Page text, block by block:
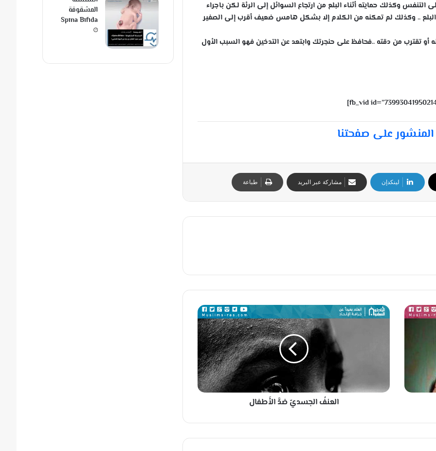
التنفس وكذلك حمايته أثناء البلع من ارتجاع السوائل إلى الرئة لكن باجراء
أو تقترب من دقته ..فحافظ على حنجرتك وابتعد عن التدخين فهو السبب الأول
المنشور على صفحتنا
لينكدإن مشاركة عبر البريد طباعة
ا
ل
س
ض
العنفُ الجسديّ ضدَّ الأَطفال
المشقوقة
Spina Bifida